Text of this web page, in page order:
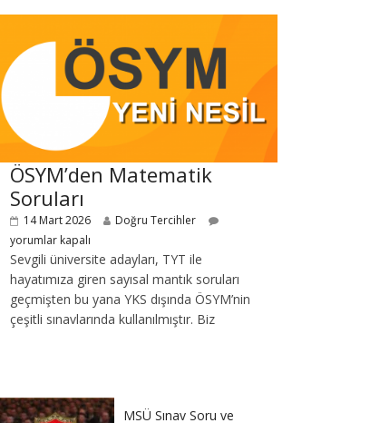
ÖSYM’den Matematik
Soruları
14 Mart 2026
Doğru Tercihler
yorumlar kapalı
Sevgili üniversite adayları, TYT ile
hayatımıza giren sayısal mantık soruları
geçmişten bu yana YKS dışında ÖSYM’nin
çeşitli sınavlarında kullanılmıştır. Biz
MSÜ Sınav Soru ve